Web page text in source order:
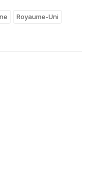
Royaume-Uni